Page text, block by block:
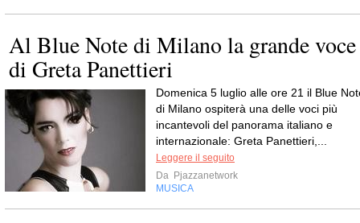
Al Blue Note di Milano la grande voce
di Greta Panettieri
Domenica 5 luglio alle ore 21 il Blue
di Milano ospiterà una delle voci più
incantevoli del panorama italiano e
internazionale: Greta Panettieri,...
Leggere il seguito
Da Pjazzanetwork
MUSICA